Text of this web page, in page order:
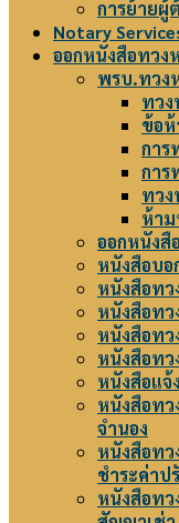
การย้ายผู้
Notary
ออกหนังสือทวง
พรบ.ทวง
ทวง
ข้อ
การ
การ
ทวง
ห้า
ออกหนังสื
หนังสือบอ
หนังสือทว
หนังสือทว
หนังสือทว
หนังสือทว
หนังสือแ
หนังสือทว
จำนอง
หนังสือทว
ชำระค่าป
หนังสือทว